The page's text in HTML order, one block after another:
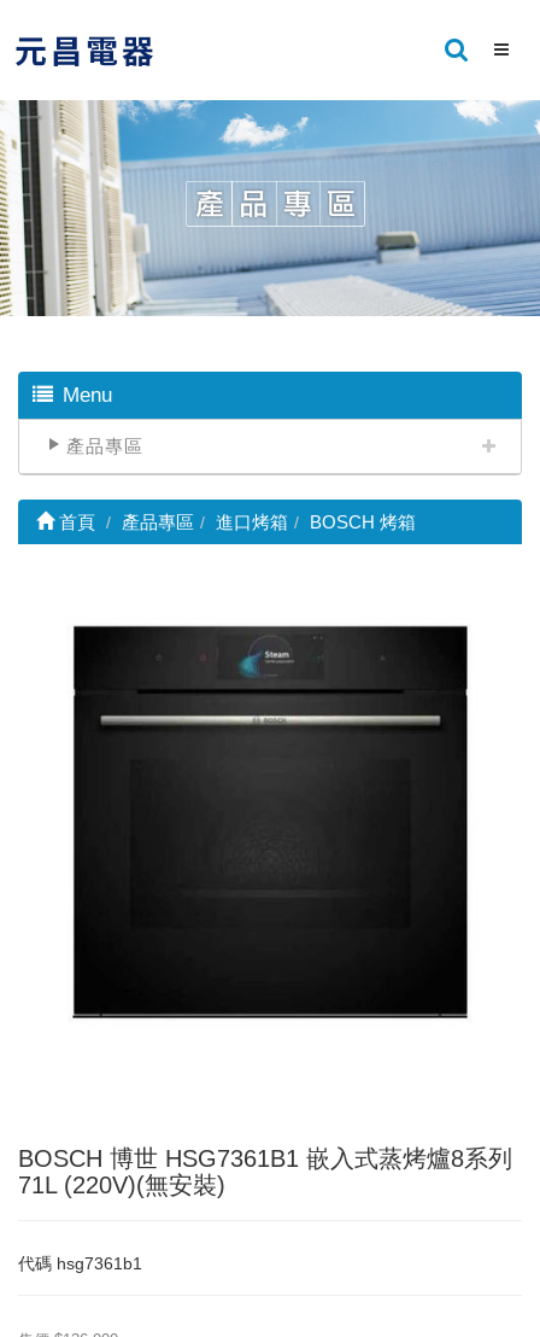
Menu
產品專區
首頁 產品專區 進口烤箱 BOSCH 烤箱
BOSCH 博世 HSG7361B1 嵌入式蒸烤爐8系列
71L (220V)(無安裝)
代碼 hsg7361b1